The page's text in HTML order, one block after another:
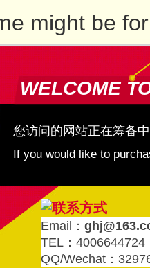
might be
WELCOME
您访问的网站正在筹备
If you would like to
Email：
TEL：4006644724
QQ/Wechat：